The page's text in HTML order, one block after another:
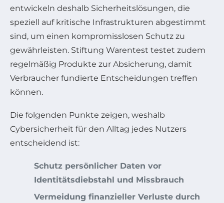
entwickeln deshalb Sicherheitslösungen, die
speziell auf kritische Infrastrukturen abgestimmt
sind, um einen kompromisslosen Schutz zu
gewährleisten. Stiftung Warentest testet zudem
regelmäßig Produkte zur Absicherung, damit
Verbraucher fundierte Entscheidungen treffen
können.
Die folgenden Punkte zeigen, weshalb
Cybersicherheit für den Alltag jedes Nutzers
entscheidend ist:
Schutz persönlicher Daten vor
Identitätsdiebstahl und Missbrauch
Vermeidung finanzieller Verluste durch